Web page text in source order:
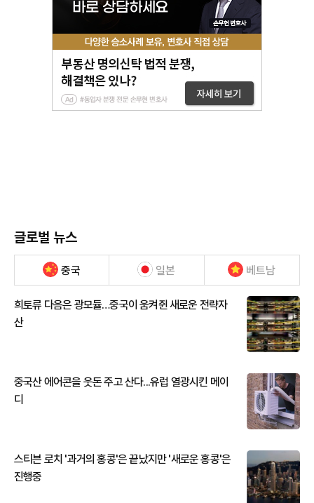
글로벌 뉴스
중국 일본 베트남
희토류 다음은 광모듈…중국이 움켜쥔 새로운 전략자
산
중국산 에어콘을 웃돈 주고 산다...유럽 열광시킨 메이
디
스티븐 로치 '과거의 홍콩'은 끝났지만 '새로운 홍콩'은
진행중